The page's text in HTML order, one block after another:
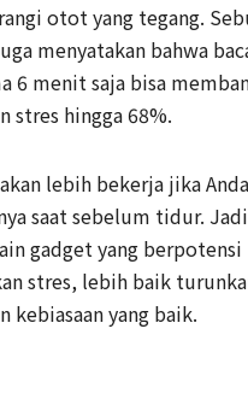
otot yang tegang.
menyatakan bahwa
6 menit saja bisa
stres hingga 68%.
lebih bekerja jika Anda
saat sebelum tidur.
gadget yang berpotensi
stres, lebih baik
kebiasaan yang baik.